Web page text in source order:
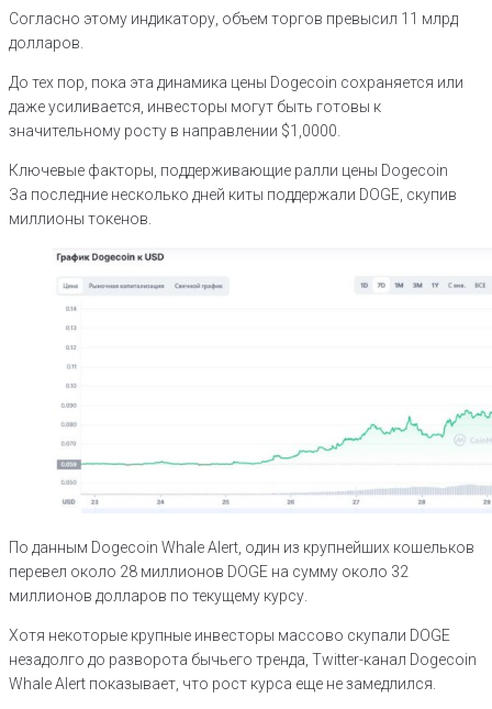
Согласно этому индикатору, объем торгов превысил 11 млрд
долларов.
До тех пор, пока эта динамика цены Dogecoin сохраняется или
даже усиливается, инвесторы могут быть готовы к
значительному росту в направлении $1,0000.
Ключевые факторы, поддерживающие ралли цены Dogecoin
За последние несколько дней киты поддержали DOGE, скупив
миллионы токенов.
По данным Dogecoin Whale Alert, один из крупнейших кошельков
перевел около 28 миллионов DOGE на сумму около 32
миллионов долларов по текущему курсу.
Хотя некоторые крупные инвесторы массово скупали DOGE
незадолго до разворота бычьего тренда, Twitter-канал Dogecoin
Whale Alert показывает, что рост курса еще не замедлился.